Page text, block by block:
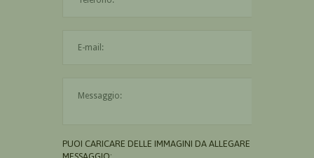
PUOI CARICARE DELLE IMMAGINI DA ALLEGARE AL